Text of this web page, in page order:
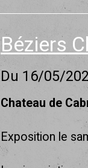
Béziers
Du 16/05/
Chateau de
Exposition le